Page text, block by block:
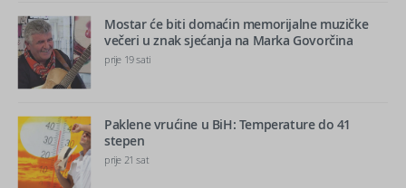
Mostar će biti domaćin memorijalne muzičke
večeri u znak sjećanja na Marka Govorčina
prije 19 sati
Paklene vrućine u BiH: Temperature do 41
stepen
prije 21 sat